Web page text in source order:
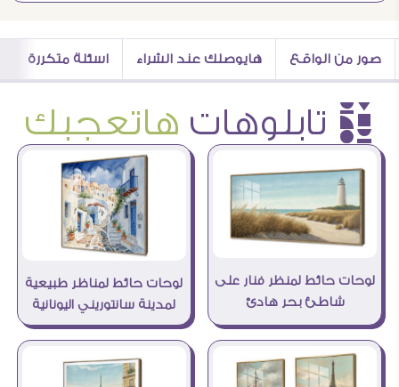
صور من الواقع هايوصلك عند الشراء اسئلة متكررة
è تابلوهات هاتعجبك
لوحات حائط لمنظر فنار على
شاطئ بحر هادئ
لوحات حائط لمناظر طبيعية
لمدينة سانتوريني اليونانية